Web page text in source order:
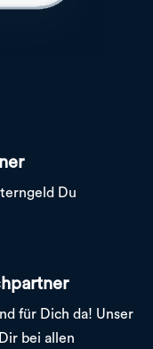
Du
für Dich da! Unser
bei allen